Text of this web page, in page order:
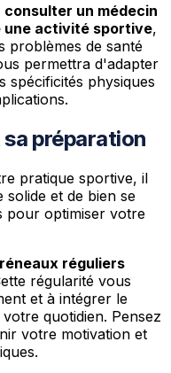
consulter un médecin
une activité sportive,
problèmes de santé
permettra d'adapter
spécificités physiques
préparation
pratique sportive, il
et de bien se
pour optimiser votre
réguliers
régularité vous
et à intégrer le
quotidien. Pensez
votre motivation et